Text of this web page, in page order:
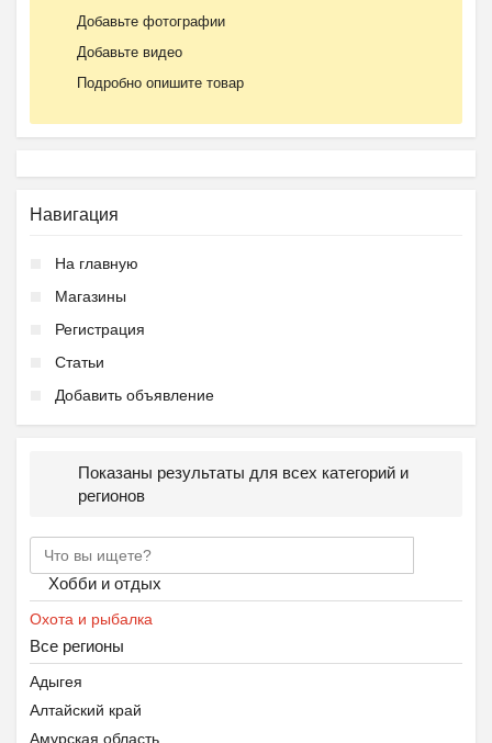
Добавьте фотографии
Добавьте видео
Подробно опишите товар
Навигация
На главную
Магазины
Регистрация
Статьи
Добавить объявление
Показаны результаты для всех категорий и
регионов
Хобби и отдых
Охота и рыбалка
Все регионы
Адыгея
Алтайский край
Амурская область